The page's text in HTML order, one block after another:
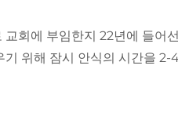
교회에 부임한지 22년에 들어
기 위해 잠시 안식의 시간을